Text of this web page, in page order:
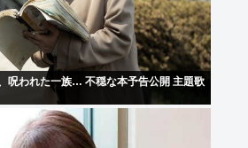
呪われた一族… 不穏な本予告公開 主題歌